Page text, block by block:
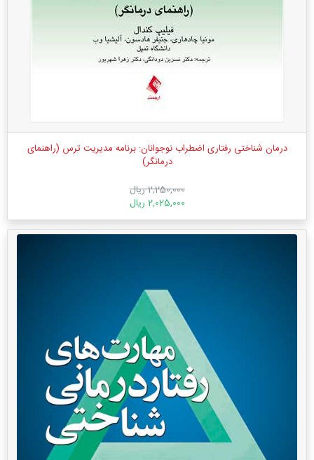
درمان شناختی رفتاری اضطراب نوجوانان: برنامه مدیریت ترس (راهنمای
درمانگر)
2,250,000 ریال
2,025,000 ریال